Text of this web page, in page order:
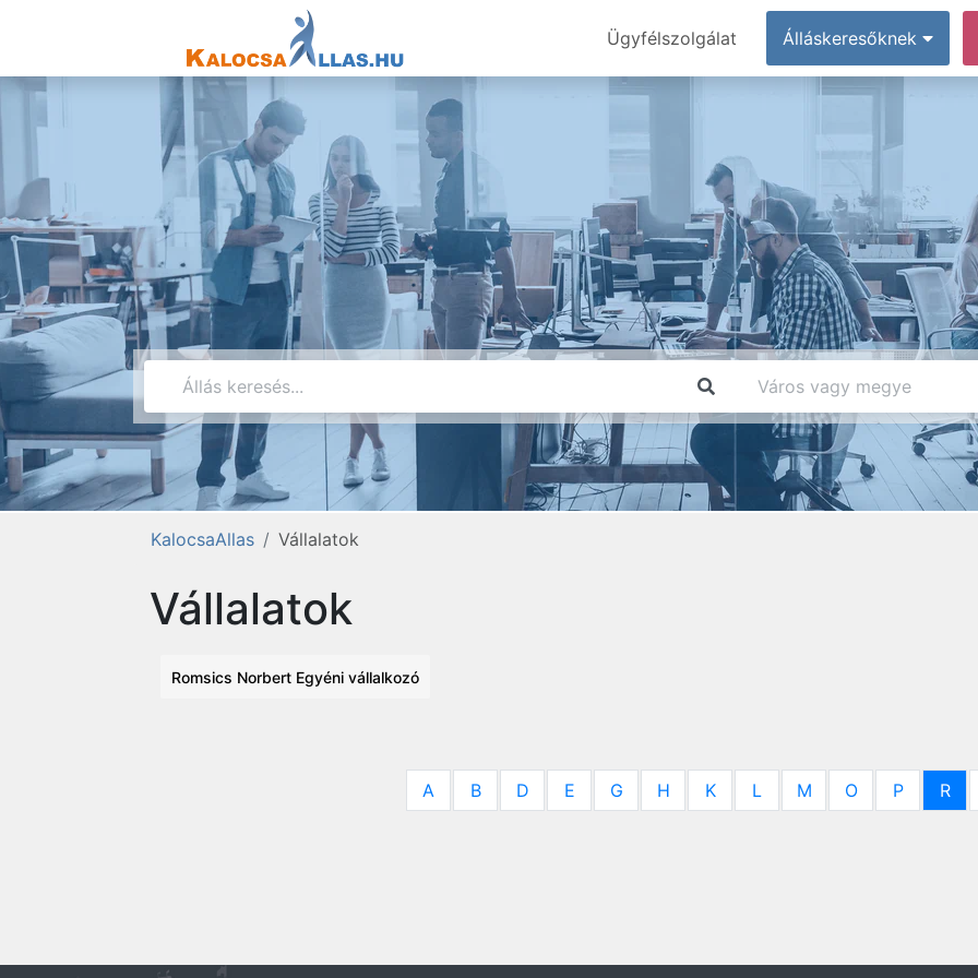
Ügyfélszolgálat Álláskeresőknek
KalocsaAllas Vállalatok
Vállalatok
Romsics Norbert Egyéni vállalkozó
A B D E G H K L M O P R